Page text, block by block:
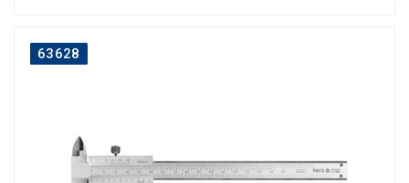
63628